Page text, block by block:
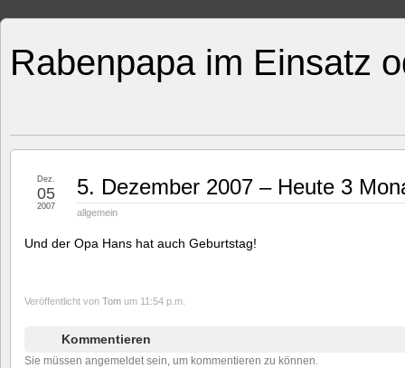
Rabenpapa im Einsatz
5. Dezember 2007 – Heute 3
allgemein
Dez.
05
2007
Und der Opa Hans hat auch Geburtstag!
Veröffentlicht von Tom um 11:54 p.m.
Kommentieren
Sie müssen angemeldet sein, um kommentieren zu können.